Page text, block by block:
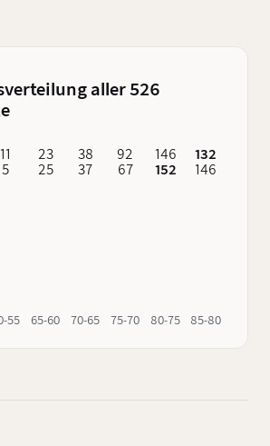
für einen deutlich älteren Whisky
könnte liest du jetzt.
aller 526
11
5
55
23
25
65-60
38
37
70-65
92
67
75-70
146
152
80-75
132
146
85-80